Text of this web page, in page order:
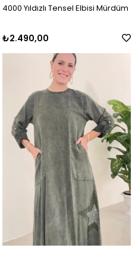
4000 Yıldızlı Tensel Elbisi Mürdüm
₺2.490,00